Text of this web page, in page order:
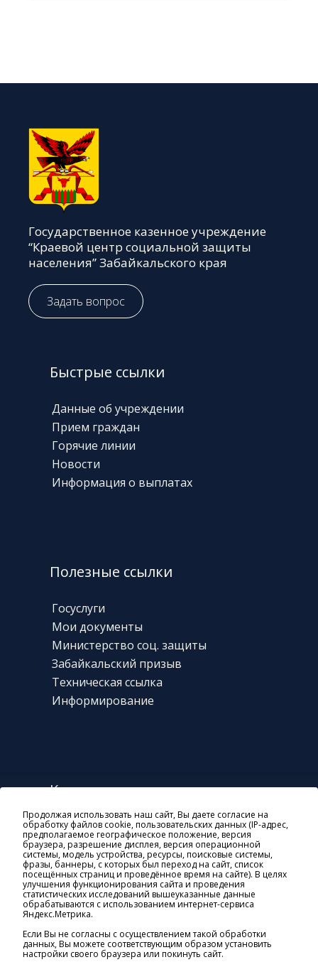
Продолжая использовать наш сайт, Вы даете согласие на
обработку файлов cookie, пользовательских данных (IP-адрес,
предполагаемое географическое положение, версия
браузера, разрешение дисплея, версия операционной
системы, модель устройства, ресурсы, поисковые системы,
фразы, баннеры, с которых был переход на сайт, список
посещённых страниц и проведённое время на сайте). В целях
улучшения функционирования сайта и проведения
статистических исследований вышеуказанные данные
обрабатываются с использованием интернет-сервиса
Яндекс.Метрика.
Если Вы не согласны с осуществлением такой обработки
данных, Вы можете соответствующим образом установить
настройки своего браузера или покинуть сайт.
Государственное казенное учреждение
“Краевой центр социальной защиты
населения” Забайкальского края
Задать вопрос
Быстрые ссылки
Данные об учреждении
Прием граждан
Горячие линии
Новости
Информация о выплатах
Полезные ссылки
Госуслуги
Мои документы
Министерство соц. защиты
Забайкальский призыв
Техническая ссылка
Информирование
Контакты
г. Чита, ул. Богомягкова, 23
8 800 10-000-01
general@soczashita-chita.ru
пн-чт: 08:45-18:00
пт: 8:45-17:00